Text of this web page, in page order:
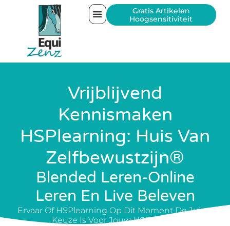
Gratis Artikelen
Hoogsensitiviteit
Vrijblijvend
Kennismaken
HSPlearning: Huis Van
Zelfbewustzijn®
Blended Leren-Online
Leren En Live Beleven
Ervaar Of HSPlearning Op Dit Moment De Juiste
Keuze Is Voor Jouw HSP-Reis?"